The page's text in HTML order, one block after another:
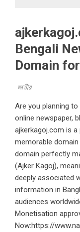
Bengali
Domain
জাতীয়
Are you planning
online newspaper,
ajkerkagoj.com is a
memorable
domain perfectly
(Ajker Kagoj),
deeply associated
information in
audiences
Monetisation
Now:https://